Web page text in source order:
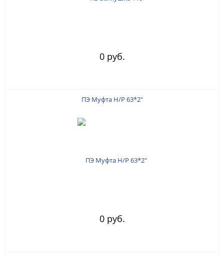
0 руб.
ПЭ Муфта Н/Р 63*2"
0 руб.